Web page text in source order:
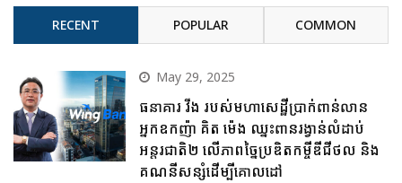
RECENT POPULAR COMMON
May 29, 2025
ធនាគារ វីង របស់មហាសេដ្ឋីប្រាក់ពាន់លាន
អ្នកឧកញ៉ា គិត ម៉េង ឈ្នះពានរង្វាន់លំដាប់
អន្តរជាតិ២ លើភាពច្នៃប្រឌិតកម្ចីឌីជីថល និង
គណនីសន្សំដើម្បីគោលដៅ